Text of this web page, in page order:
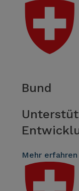
Bund
Mehr erfahren